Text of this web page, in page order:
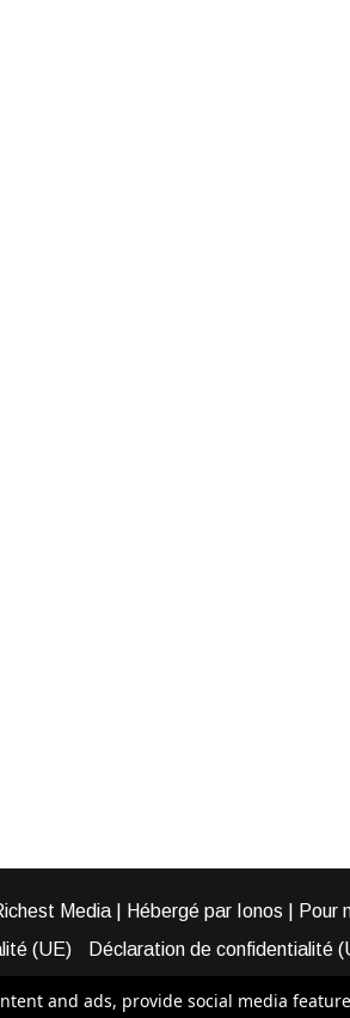
Media | Hébergé par Ionos | Pour
(UE) Déclaration de confidentialité
and ads, provide social media